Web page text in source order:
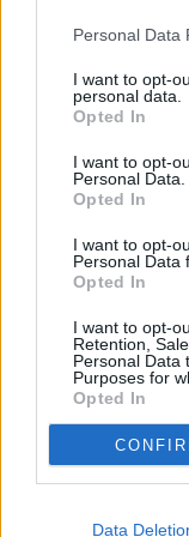
negar su
de su
rechazar tal
cualquier
visitando nuestra
Personal Data
I want to opt-
personal data.
Opted In
I want to opt-
Personal Data.
Opted In
I want to opt-
Personal Data
Opted In
I want to opt-
Retention,
Personal Data
Purposes for
Opted In
Data